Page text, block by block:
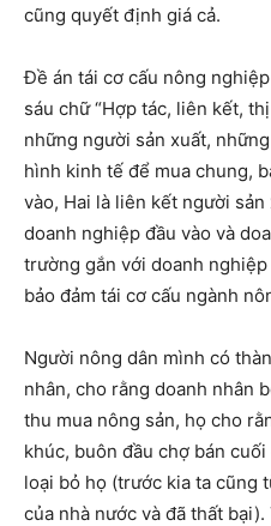
cũng quyết định giá cả.
Đề án tái cơ cấu nông
sáu chữ “Hợp tác, liên kết,
những người sản xuất,
hình kinh tế để mua chung,
vào, Hai là liên kết người
doanh nghiệp đầu vào và
trường gắn với doanh
bảo đảm tái cơ cấu ngành
Người nông dân mình có
nhân, cho rằng doanh nhân
thu mua nông sản, họ cho
khúc, buôn đầu chợ bán
loại bỏ họ (trước kia ta cũng
của nhà nước và đã thất